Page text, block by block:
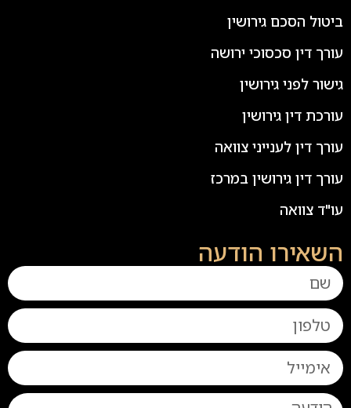
ביטול הסכם גירושין
עורך דין סכסוכי ירושה
גישור לפני גירושין
עורכת דין גירושין
עורך דין לענייני צוואה
עורך דין גירושין במרכז
עו"ד צוואה
השאירו הודעה